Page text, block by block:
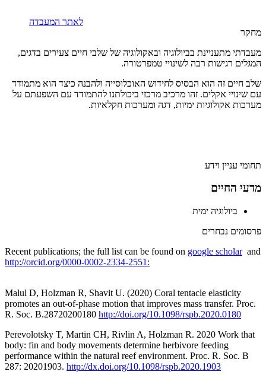
לאתר המעבדה
מחקר
מעבדתי מתעניינת בביולוגיה ובאקולוגיה של שלבי חיים צעירים בדגים,
המגלים רגישות רבה לשינויי טמפרטורה.
שלב חיים זה הוא הבסיס לחידוש האוכלוסייה ולהבנה כיצד הוא מתמודד
עם שינויי אקלים. זהו מרכיב מרכזי ביכולתנו להתמודד עם השפעתם על
מערכות אקולוגיות ימיות, דגה ומערכות חקלאיות.
תחומי עניין וידע
מדעי החיים
ביולוגיה ימית
פרסומים נבחרים
Recent publications; the full list can be found on google scholarand
http://orcid.org/0000-0002-2334-2551:
Malul D, Holzman R, Shavit U. (2020) Coral tentacle elasticity
promotes an out-of-phase motion that improves mass transfer. Proc.
R. Soc. B.28720200180 http://doi.org/10.1098/rspb.2020.0180
Perevolotsky T, Martin CH, Rivlin A, Holzman R. 2020 Work that
body: fin and body movements determine herbivore feeding
performance within the natural reef environment. Proc. R. Soc. B
287: 20201903. http://dx.doi.org/10.1098/rspb.2020.1903